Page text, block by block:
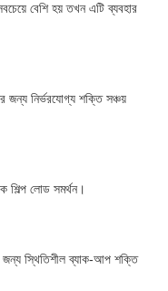
বেশি হয় তখন এটি ব্যবহার
জন্য নির্ভরযোগ্য শক্তি সঞ্চয়
শিল্প লোড সমর্থন।
জন্য স্থিতিশীল ব্যাক-আপ শক্তি